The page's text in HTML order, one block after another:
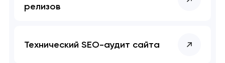
релизов
Технический SEO-аудит сайта